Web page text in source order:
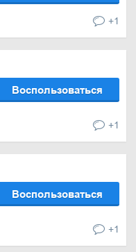
+1
Воспользоваться
+1
Воспользоваться
+1